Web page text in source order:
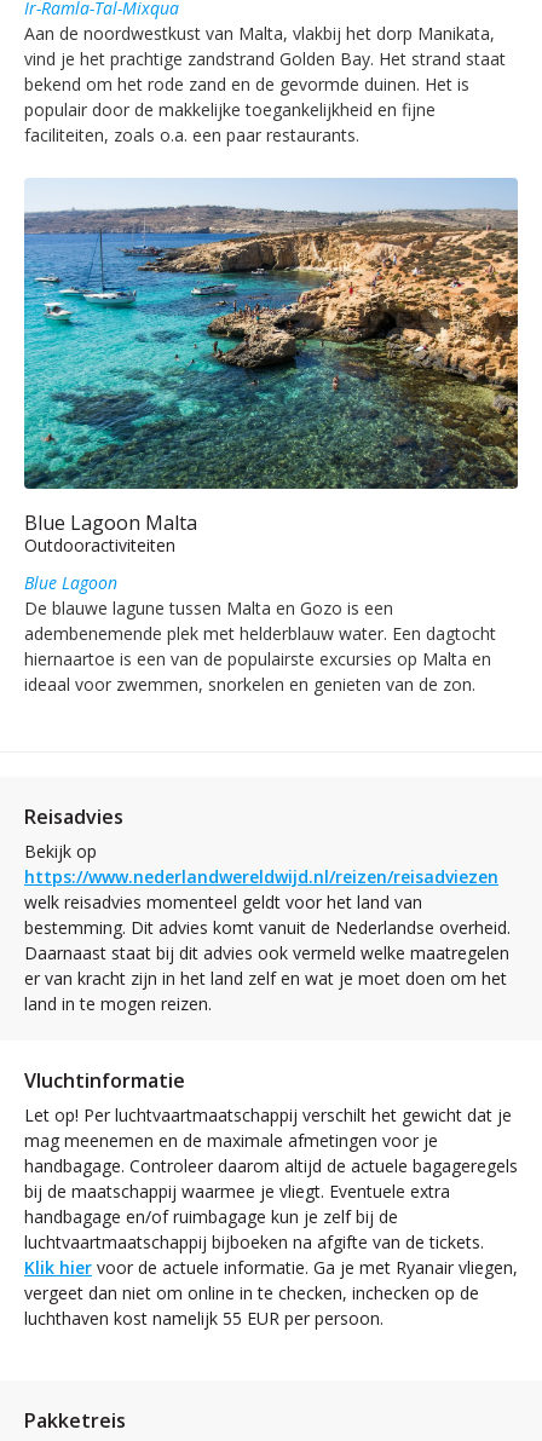
Ir-Ramla-Tal-Mixqua
Aan de noordwestkust van Malta, vlakbij het dorp Manikata,
vind je het prachtige zandstrand Golden Bay. Het strand staat
bekend om het rode zand en de gevormde duinen. Het is
populair door de makkelijke toegankelijkheid en fijne
faciliteiten, zoals o.a. een paar restaurants.
Blue Lagoon Malta
Outdooractiviteiten
Blue Lagoon
De blauwe lagune tussen Malta en Gozo is een
adembenemende plek met helderblauw water. Een dagtocht
hiernaartoe is een van de populairste excursies op Malta en
ideaal voor zwemmen, snorkelen en genieten van de zon.
Reisadvies
Bekijk op
https://www.nederlandwereldwijd.nl/reizen/reisadviezen
welk reisadvies momenteel geldt voor het land van
bestemming. Dit advies komt vanuit de Nederlandse overheid.
Daarnaast staat bij dit advies ook vermeld welke maatregelen
er van kracht zijn in het land zelf en wat je moet doen om het
land in te mogen reizen.
Vluchtinformatie
Let op! Per luchtvaartmaatschappij verschilt het gewicht dat je
mag meenemen en de maximale afmetingen voor je
handbagage. Controleer daarom altijd de actuele bagageregels
bij de maatschappij waarmee je vliegt. Eventuele extra
handbagage en/of ruimbagage kun je zelf bij de
luchtvaartmaatschappij bijboeken na afgifte van de tickets.
Klik hier voor de actuele informatie. Ga je met Ryanair vliegen,
vergeet dan niet om online in te checken, inchecken op de
luchthaven kost namelijk 55 EUR per persoon.
Pakketreis